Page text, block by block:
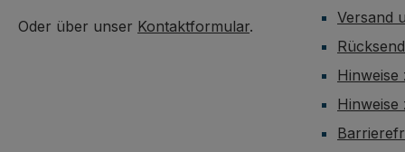
Oder über unser Kontaktformular.
Versand
Hinweise